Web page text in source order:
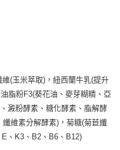
先享後付」服務完成之交
：
或監護人之同意方可使用
起之損失，本公司不負相關責
別帳號之用戶狀況，依本公司即
足之情形，本公司將視審查結果
(玉米萃取)，紐西蘭牛乳(提升
脂粉F3(葵花油、麥芽糊精、亞
澱粉酵素、糖化酵素、脂解酵
維素分解酵素)，菊糖(菊苣纖
、K3、B2、B6、B12)